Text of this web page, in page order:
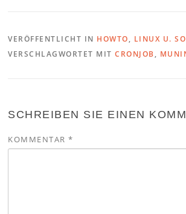
VERÖFFENTLICHT IN HOWTO, LINUX U.
VERSCHLAGWORTET MITCRONJOB,
SCHREIBEN SIE EINEN
KOMMENTAR*